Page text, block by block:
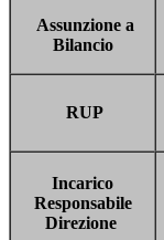
Assunzione a
Bilancio
RUP
Incarico
Responsabile
Direzione